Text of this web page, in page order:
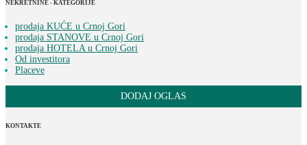
NEKRETNINE - KATEGORIJE
prodaja KUĆE u Crnoj Gori
prodaja STANOVE u Crnoj Gori
prodaja HOTELA u Crnoj Gori
Od investitora
Placeve
DODAJ OGLAS
KONTAKTE